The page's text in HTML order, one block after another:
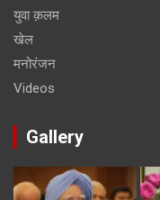
युवा क़लम
खेल
मनोरंजन
Videos
Gallery